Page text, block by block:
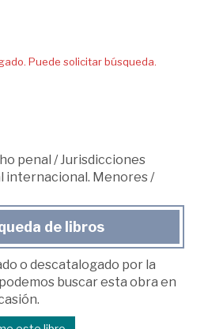
Puede solicitar búsqueda.
penal /Jurisdicciones
internacional. Menores/
de libros
o descatalogado por la
buscar esta obra en